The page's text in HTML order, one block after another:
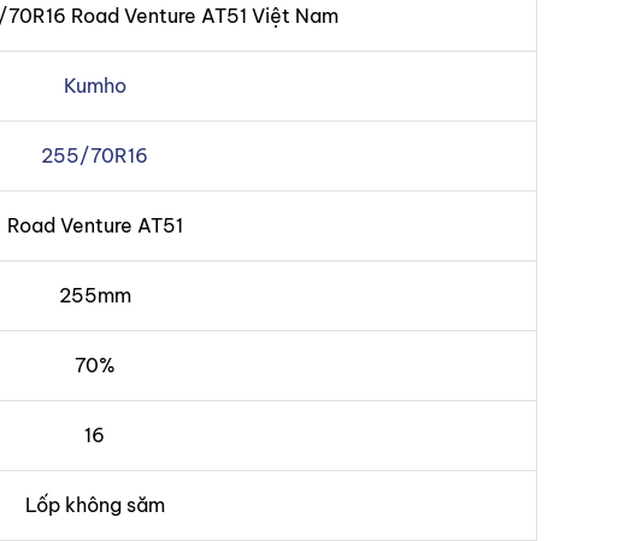
Road Venture AT51 Việt Nam
Kumho
255/70R16
Road Venture AT51
255mm
70%
16
Lốp không săm